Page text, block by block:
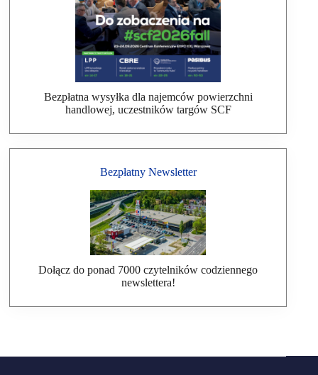
Bezpłatna wysyłka dla najemców powierzchni
handlowej, uczestników targów SCF
Bezpłatny Newsletter
Dołącz do ponad 7000 czytelników codziennego
newslettera!